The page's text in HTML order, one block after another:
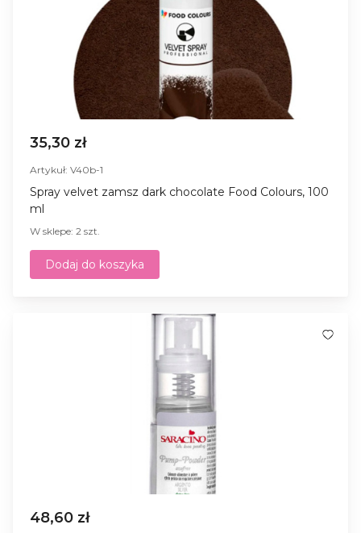
35,30 zł
Artykuł: V40b-1
Spray velvet zamsz dark chocolate Food Colours, 100
ml
W sklepe: 2 szt.
Dodaj do koszyka
48,60 zł